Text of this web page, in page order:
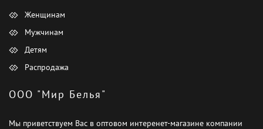
Женщинам
Мужчинам
Детям
Распродажа
ООО "Мир Белья"
Мы приветствуем Вас в оптовом интеренет-магазине компании